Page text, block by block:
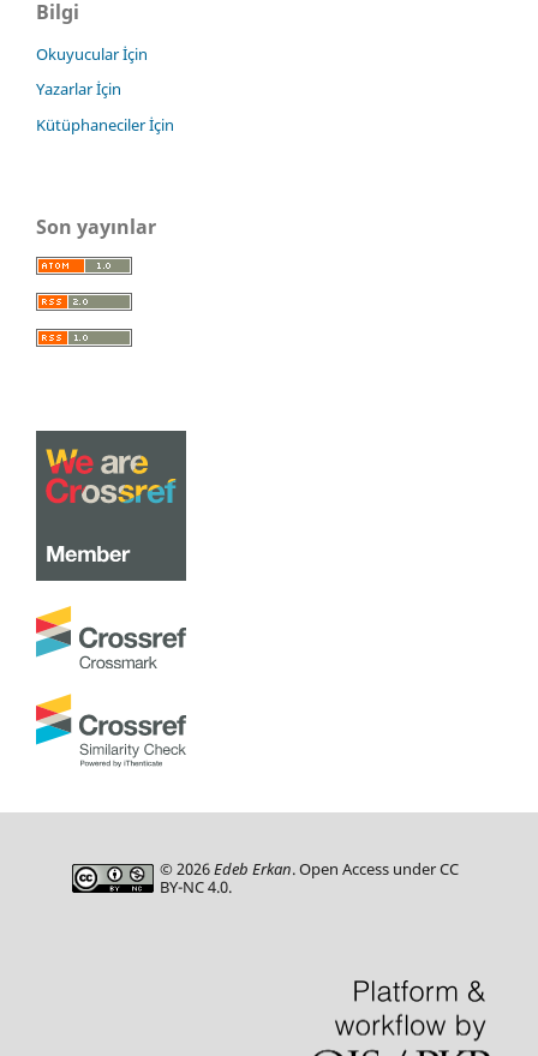
Bilgi
Okuyucular İçin
Yazarlar İçin
Kütüphaneciler İçin
Son yayınlar
© 2026Edeb Erkan. Open Access under CC
BY-NC 4.0.